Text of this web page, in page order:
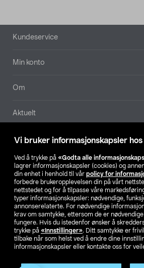
Vi bruker informasjonskapsler hos
Ved å trykke på «Godta alle
lagrer informasjonskapsler (cookies) og
din enhet i henhold til vår policy for
forbedre brukeropplevelsen din på vårt
nettstedet og for å tilpasse våre
typer informasjonskapsler: nødvendige,
annonserelaterte. For nødvendige
krav om samtykke, ettersom de er
fungere. Hvis du istedenfor ønsker å
trykke på «Innstillinger». Ditt samtykke er
tilbake når som helst ved å endre dine
informasjonskapsler eller kontakte oss for
Bunntekst
Kundeservice
Min konto
Om
Aktuelt
Våre selskaper
Finn din
SE NO FI
Endre til priser ekskl.